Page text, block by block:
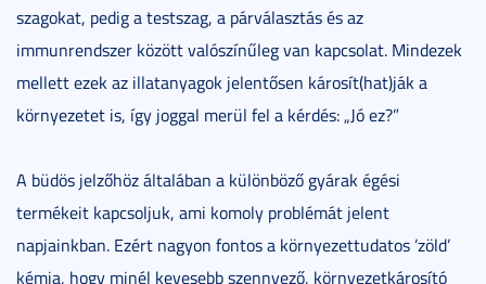
szagokat, pedig a testszag, a párválasztás és az
immunrendszer között valószínűleg van kapcsolat. Mindezek
mellett ezek az illatanyagok jelentősen károsít(hat)ják a
környezetet is, így joggal merül fel a kérdés: „Jó ez?”
A büdös jelzőhöz általában a különböző gyárak égési
termékeit kapcsoljuk, ami komoly problémát jelent
napjainkban. Ezért nagyon fontos a környezettudatos ’zöld’
kémia, hogy minél kevesebb szennyező, környezetkárosító